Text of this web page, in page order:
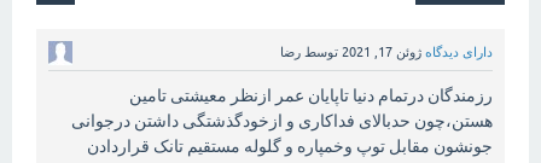
دارای دیدگاه ژوئن 17, 2021 توسط رضا
رزمندگان درتمام دنیا تاپایان عمر ازنظر معیشتی تامین
هستن،چون حدبالای فداکاری و ازخودگذشتگی داشتن درجوانی
جونشون مقابل توپ وخمپاره و گلوله مستقیم تانک قراردادن